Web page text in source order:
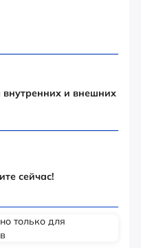
и внешних
сейчас!
только для